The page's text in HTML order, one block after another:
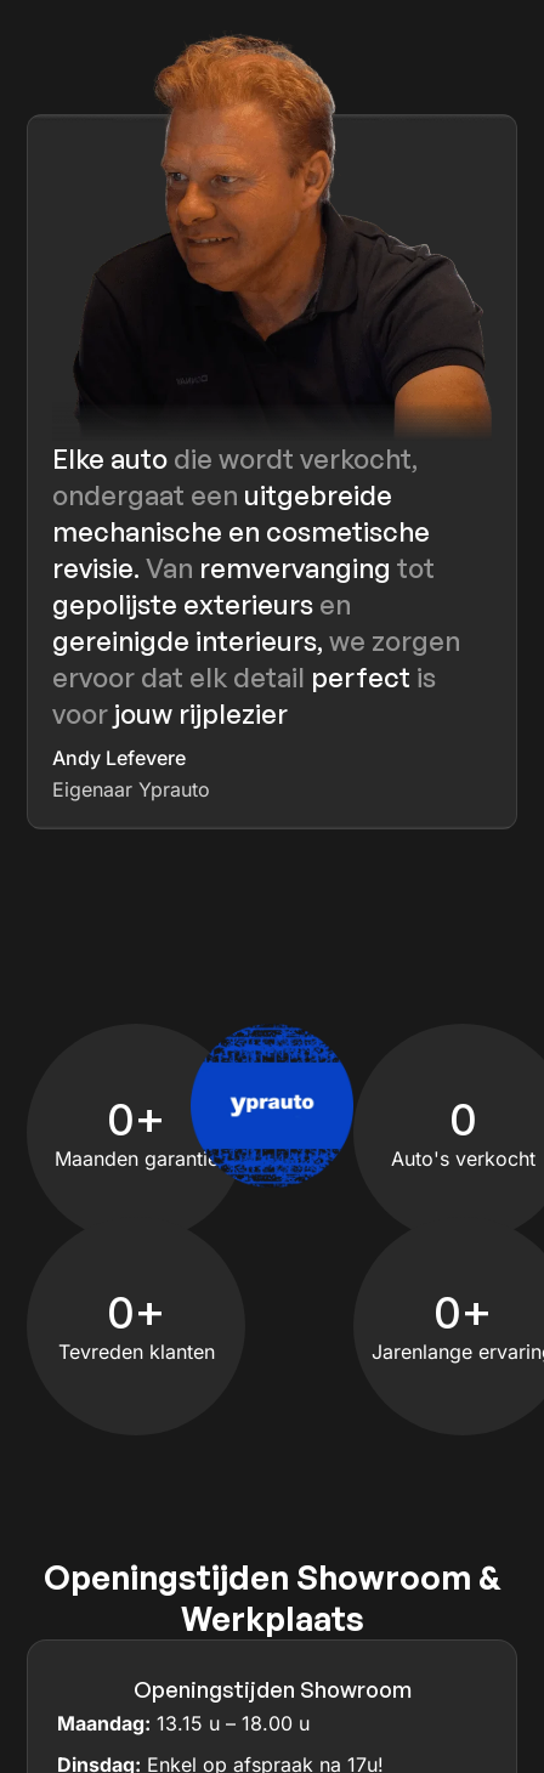
Elke auto die wordt verkocht,
ondergaat een uitgebreide
mechanische en cosmetische
revisie.Van remvervangingtot
gepolijste exterieurs en
gereinigde interieurs,we zorgen
ervoor dat elk detail perfect is
voor jouw rijplezier
Andy Lefevere
Eigenaar Yprauto
Maanden garantie
0+
Tevreden klanten
0+
Auto's verkocht
0
Jarenlange
0+
Openingstijden Showroom &
Werkplaats
Openingstijden Showroom
Maandag: 13.15 u – 18.00 u
Dinsdag: Enkel op afspraak na 17u!